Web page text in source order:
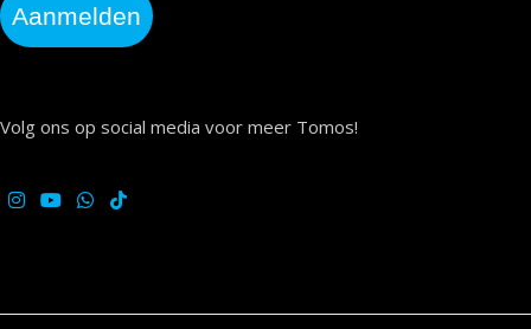
Aanmelden
Volg ons op social media voor meer Tomos!